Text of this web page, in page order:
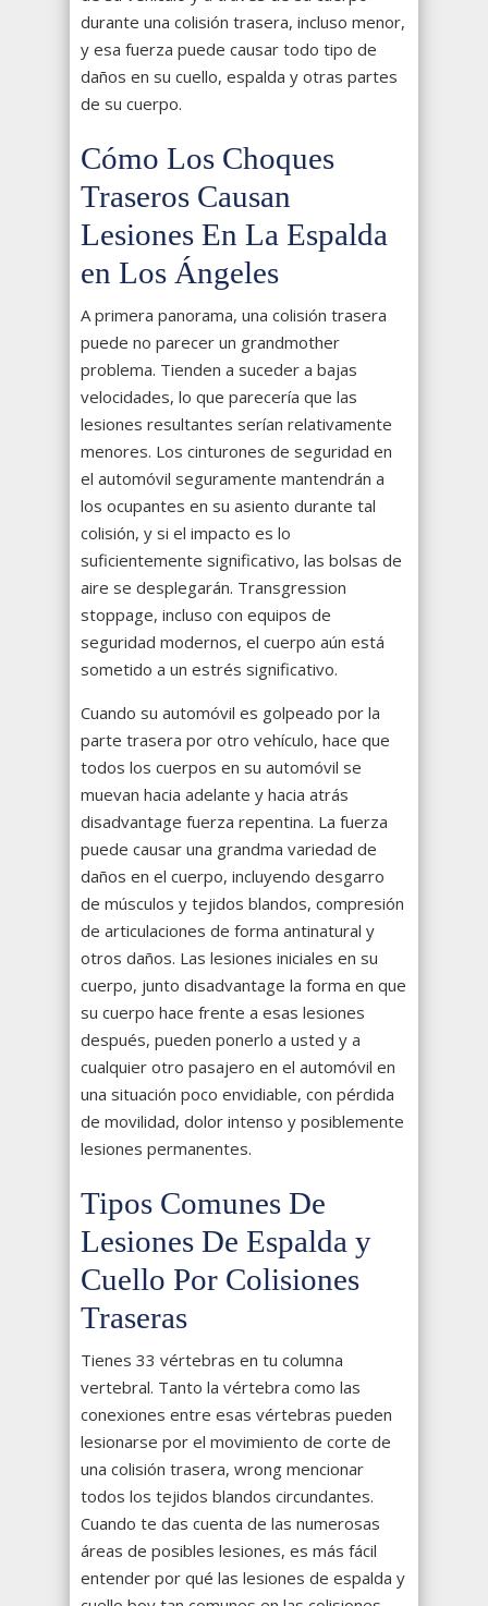
durante una colisión trasera, incluso menor,
y esa fuerza puede causar todo tipo de
daños en su cuello, espalda y otras partes
de su cuerpo.
Cómo Los Choques
Traseros Causan
Lesiones En La Espalda
en Los Ángeles
A primera panorama, una colisión trasera
puede no parecer un grandmother
problema. Tienden a suceder a bajas
velocidades, lo que parecería que las
lesiones resultantes serían relativamente
menores. Los cinturones de seguridad en
el automóvil seguramente mantendrán a
los ocupantes en su asiento durante tal
colisión, y si el impacto es lo
suficientemente significativo, las bolsas de
aire se desplegarán. Transgression
stoppage, incluso con equipos de
seguridad modernos, el cuerpo aún está
sometido a un estrés significativo.
Cuando su automóvil es golpeado por la
parte trasera por otro vehículo, hace que
todos los cuerpos en su automóvil se
muevan hacia adelante y hacia atrás
disadvantage fuerza repentina. La fuerza
puede causar una grandma variedad de
daños en el cuerpo, incluyendo desgarro
de músculos y tejidos blandos, compresión
de articulaciones de forma antinatural y
otros daños. Las lesiones iniciales en su
cuerpo, junto disadvantage la forma en que
su cuerpo hace frente a esas lesiones
después, pueden ponerlo a usted y a
cualquier otro pasajero en el automóvil en
una situación poco envidiable, con pérdida
de movilidad, dolor intenso y posiblemente
lesiones permanentes.
Tipos Comunes De
Lesiones De Espalda y
Cuello Por Colisiones
Traseras
Tienes 33 vértebras en tu columna
vertebral. Tanto la vértebra como las
conexiones entre esas vértebras pueden
lesionarse por el movimiento de corte de
una colisión trasera, wrong mencionar
todos los tejidos blandos circundantes.
Cuando te das cuenta de las numerosas
áreas de posibles lesiones, es más fácil
entender por qué las lesiones de espalda y